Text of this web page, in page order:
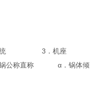
3 ．机座
公称直称
α．锅体倾